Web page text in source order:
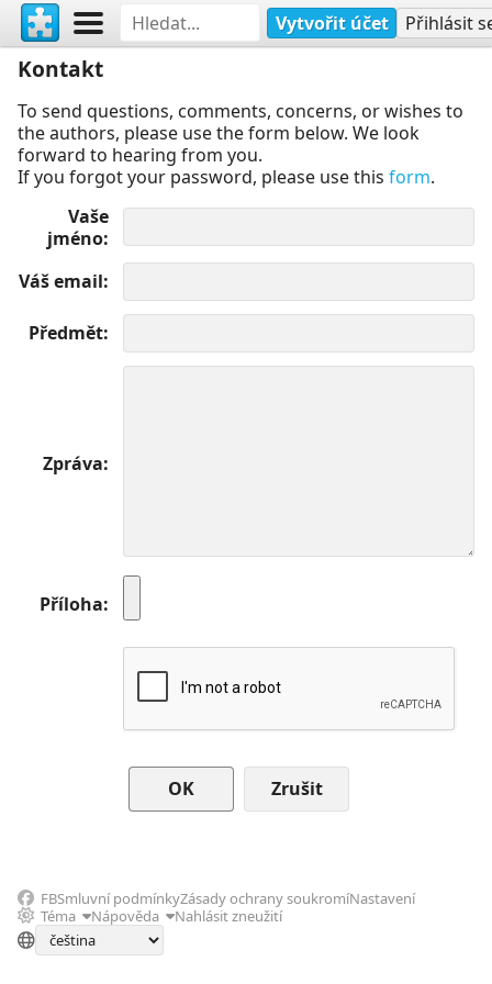
Vytvořit účet Přihlásit
Kontakt
To send questions, comments, concerns, or wishes to
the authors, please use the form below. We look
forward to hearing from you.
If you forgot your password, please use this form.
Vaše
jméno
Váš email
Předmět
Zpráva
Příloha
Zrušit
FBSmluvní podmínkyZásady ochrany soukromíNastavení
Téma
Nápověda Nahlásit zneužití